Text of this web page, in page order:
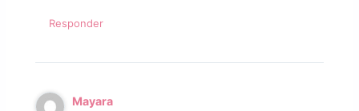
Responder
Mayara